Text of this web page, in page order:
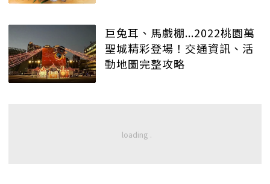
巨兔耳、馬戲棚...2022桃園萬
聖城精彩登場！交通資訊、活
動地圖完整攻略